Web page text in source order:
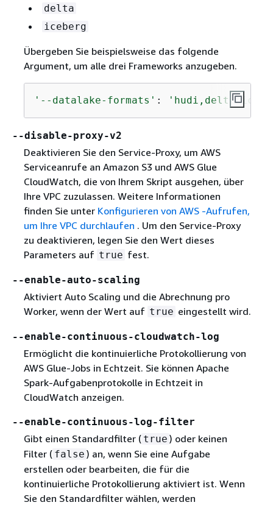
delta
iceberg
Übergeben Sie beispielsweise das folgende
Argument, um alle drei Frameworks anzugeben.
'--datalake-formats' :
--disable-proxy-v2
Deaktivieren Sie den Service-Proxy, um AWS
Serviceanrufe an Amazon S3 und AWS Glue
CloudWatch, die von Ihrem Skript ausgehen, über
Ihre VPC zuzulassen. Weitere Informationen
finden Sie unter Konfigurieren von AWS -Aufrufen,
um Ihre VPC durchlaufen . Um den Service-Proxy
zu deaktivieren, legen Sie den Wert dieses
Parameters auf true fest.
--enable-auto-scaling
Aktiviert Auto Scaling und die Abrechnung pro
Worker, wenn der Wert auf true eingestellt wird.
--enable-continuous-cloudwatch-log
Ermöglicht die kontinuierliche Protokollierung von
AWS Glue-Jobs in Echtzeit. Sie können Apache
Spark-Aufgabenprotokolle in Echtzeit in
CloudWatch anzeigen.
--enable-continuous-log-filter
Gibt einen Standardfilter ( true ) oder keinen
Filter ( false ) an, wenn Sie eine Aufgabe
erstellen oder bearbeiten, die für die
kontinuierliche Protokollierung aktiviert ist. Wenn
Sie den Standardfilter wählen, werden